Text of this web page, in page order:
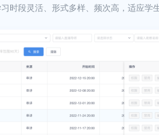
时段灵活、形式多样、频次高，适应学